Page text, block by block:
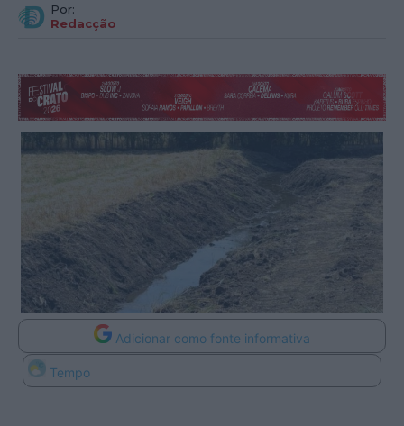
Por:
Redacção
Adicionar como fonte informativa
Tempo